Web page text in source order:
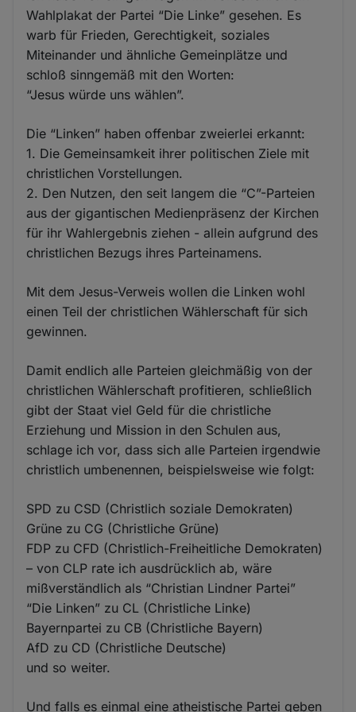
Wahlplakat der Partei “Die Linke” gesehen. Es
warb für Frieden, Gerechtigkeit, soziales
Miteinander und ähnliche Gemeinplätze und
schloß sinngemäß mit den Worten:
“Jesus würde uns wählen”.
Die “Linken” haben offenbar zweierlei erkannt:
1. Die Gemeinsamkeit ihrer politischen Ziele mit
christlichen Vorstellungen.
2. Den Nutzen, den seit langem die “C”-Parteien
aus der gigantischen Medienpräsenz der Kirchen
für ihr Wahlergebnis ziehen - allein aufgrund des
christlichen Bezugs ihres Parteinamens.
Mit dem Jesus-Verweis wollen die Linken wohl
einen Teil der christlichen Wählerschaft für sich
gewinnen.
Damit endlich alle Parteien gleichmäßig von der
christlichen Wählerschaft profitieren, schließlich
gibt der Staat viel Geld für die christliche
Erziehung und Mission in den Schulen aus,
schlage ich vor, dass sich alle Parteien irgendwie
christlich umbenennen, beispielsweise wie folgt:
SPD zu CSD (Christlich soziale Demokraten)
Grüne zu CG (Christliche Grüne)
FDP zu CFD (Christlich-Freiheitliche Demokraten)
– von CLP rate ich ausdrücklich ab, wäre
mißverständlich als “Christian Lindner Partei”
“Die Linken” zu CL (Christliche Linke)
Bayernpartei zu CB (Christliche Bayern)
AfD zu CD (Christliche Deutsche)
und so weiter.
Und falls es einmal eine atheistische Partei geben